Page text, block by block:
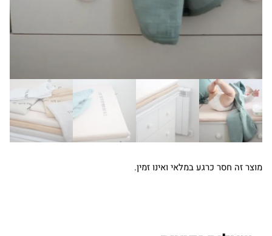
מוצר זה חסר כרגע במלאי ואינו זמין.